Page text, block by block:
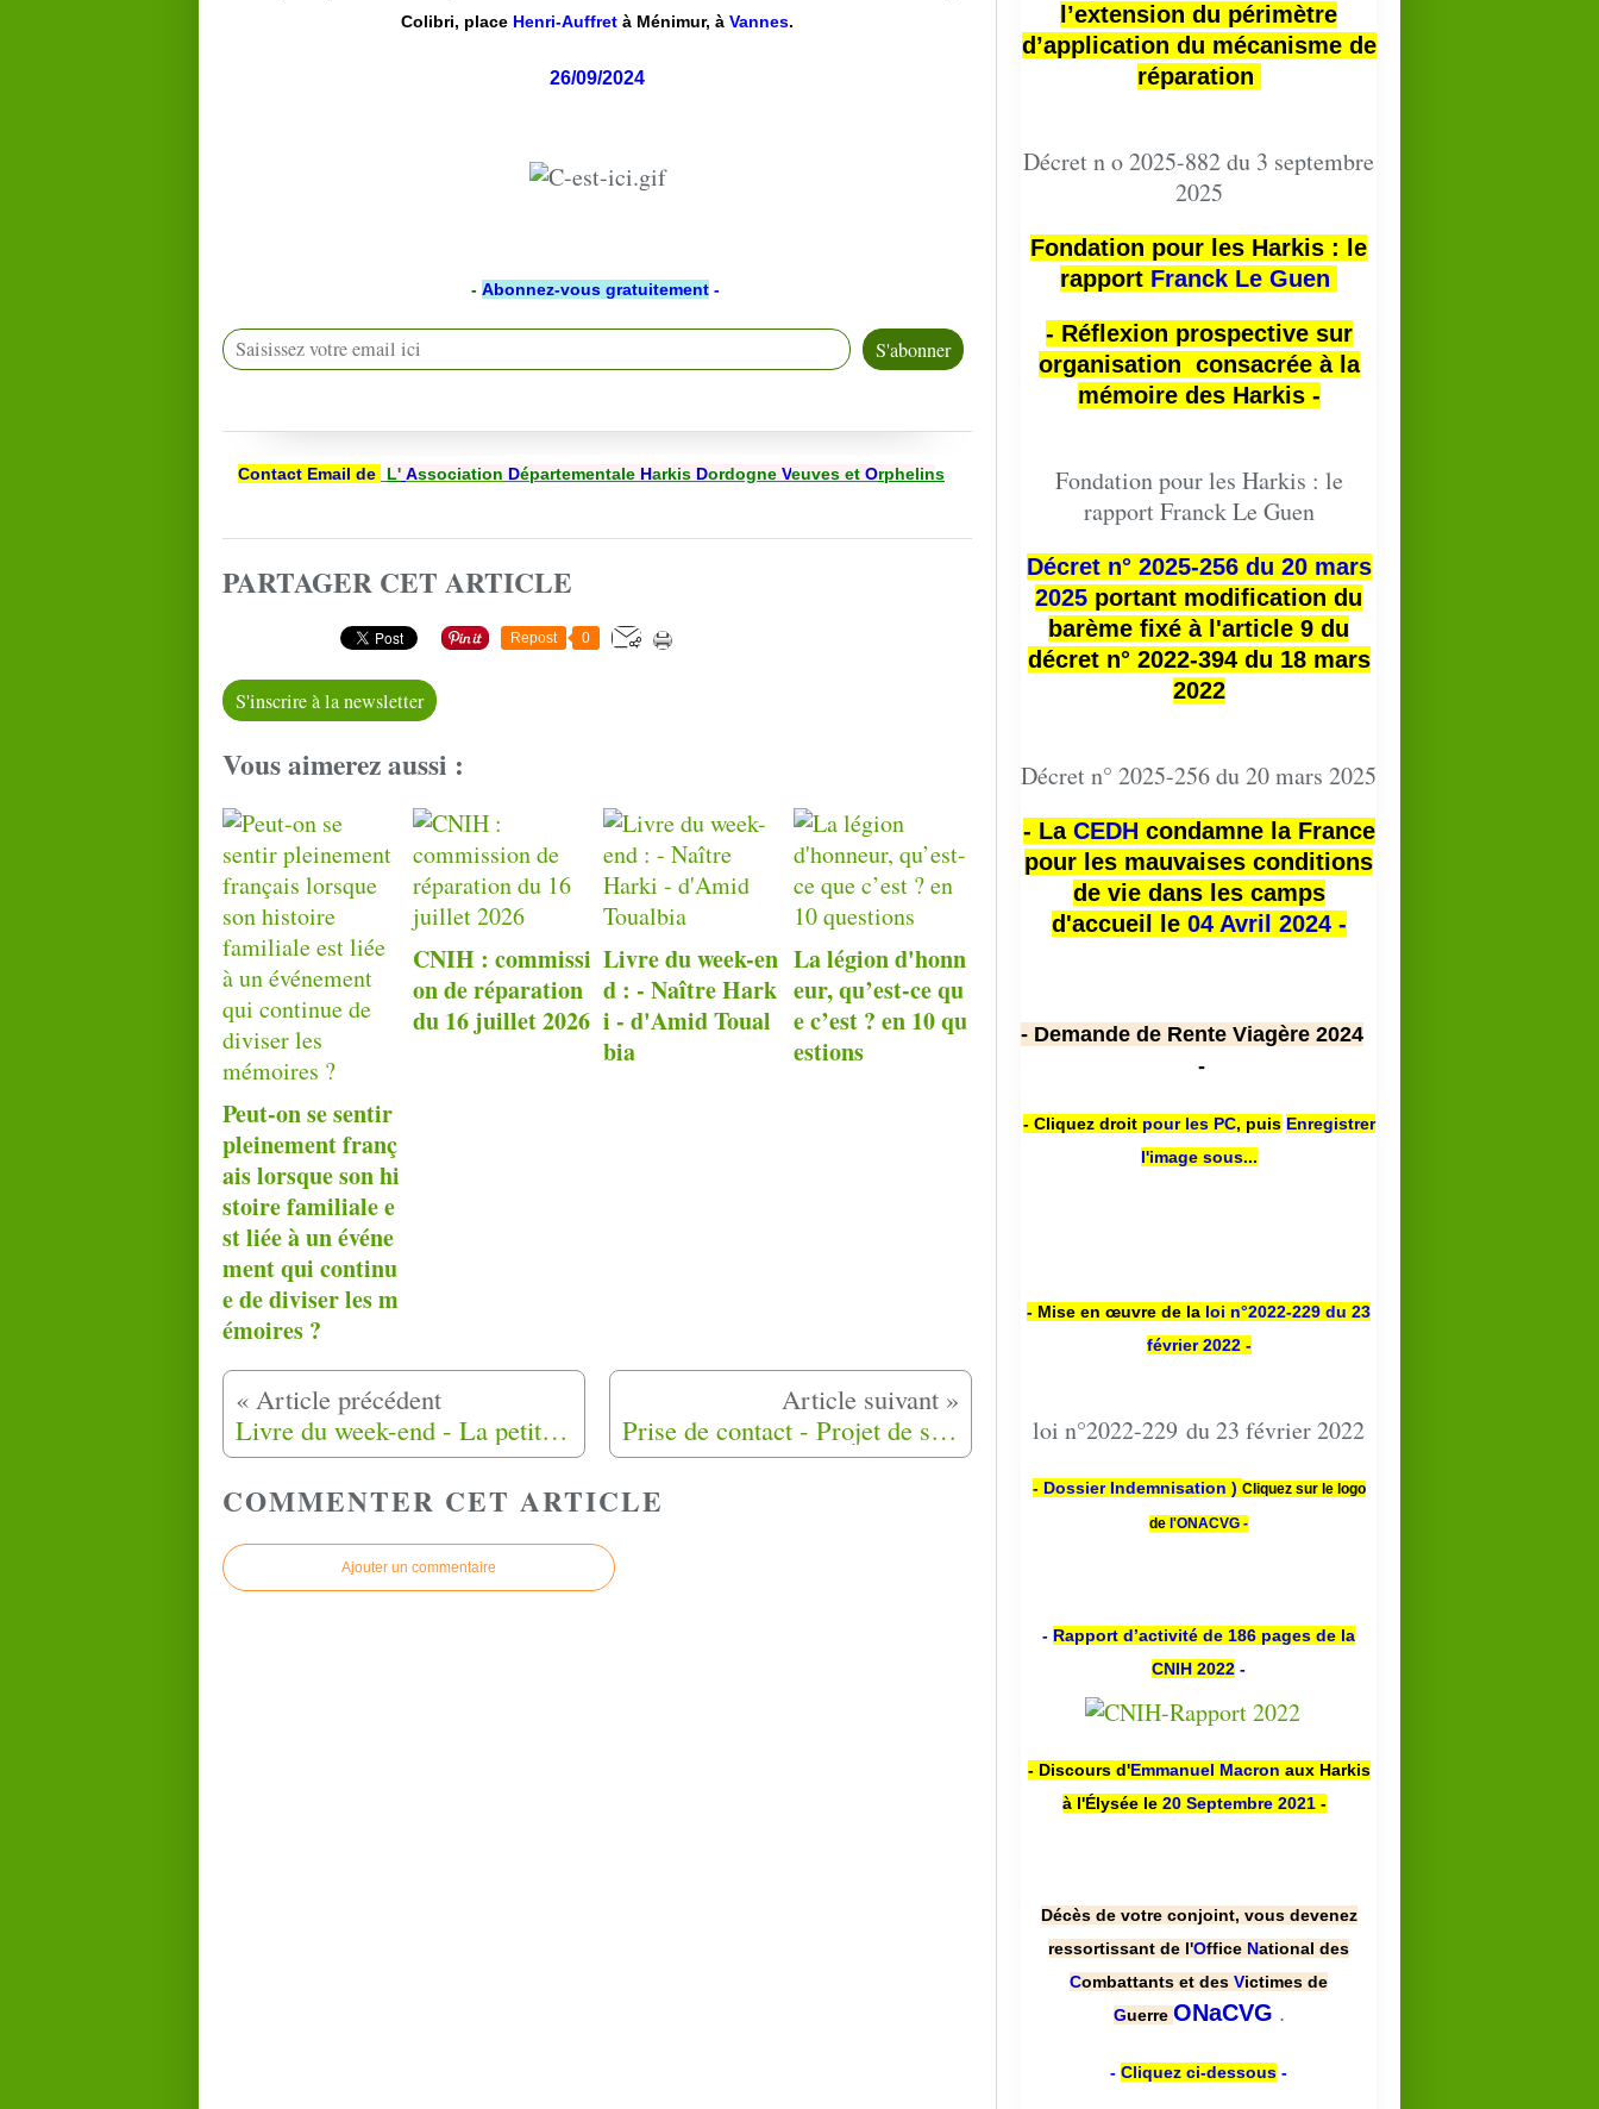
Colibri, place Henri-Auffret à Ménimur, à Vannes.
26/09/2024
- Abonnez-vous gratuitement -
Contact Email de L' Association Départementale Harkis Dordogne Veuves et Orphelins
PARTAGER CET ARTICLE
Repost 0
S'inscrire à la newsletter
Vous aimerez aussi :
Peut-on se sentir
pleinement franç
ais lorsque son hi
stoire familiale e
st liée à un événe
ment qui continu
e de diviser les m
émoires ?
CNIH : commissi
on de réparation
du 16 juillet 2026
Livre du week-en
d : - Naître Hark
i - d'Amid Toual
bia
La légion d'honn
eur, qu’est-ce qu
e c’est ? en 10 qu
estions
Livre du week-end - La petite jupe verte de Fatima-Besnai-Lancou Prise de contact - Projet de série documentaire - Transmission de la mémoire familiale
COMMENTER CET ARTICLE
Ajouter un commentaire
l’extension du périmètre
d’application du mécanisme de
réparation
Décret n o 2025-882 du 3 septembre
2025
Fondation pour les Harkis : le
rapport Franck Le Guen
- Réflexion prospective sur
organisation consacrée à la
mémoire des Harkis -
Fondation pour les Harkis : le
rapport Franck Le Guen
Décret n° 2025-256 du 20 mars
2025 portant modification du
barème fixé à l'article 9 du
décret n° 2022-394 du 18 mars
2022
Décret n° 2025-256 du 20 mars 2025
- La CEDHcondamne la France
pour les mauvaises conditions
de vie dans les camps
d'accueil le 04 Avril 2024 -
- Demande de Rente Viagère 2024
-
- Cliquez droit pour les PC, puis Enregistrer
l'image sous...
- Mise en œuvre de la loi n°2022-229 du 23
février 2022 -
loi n°2022-229 du 23 février 2022
- Dossier Indemnisation ) Cliquez sur le logo
de l'ONACVG -
- Rapport d’activité de 186 pages de la
CNIH 2022 -
- Discours d'Emmanuel Macron aux Harkis
à l'Élysée le 20 Septembre 2021 -
Décès de votre conjoint, vous devenez
ressortissant de l'Office National des
Combattants et des Victimes de
Guerre ONaCVG .
- Cliquez ci-dessous -